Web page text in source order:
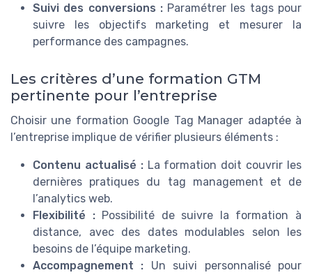
Suivi des conversions :Paramétrer les tags pour
suivre les objectifs marketing et mesurer la
performance des campagnes.
Les critères d’une formation GTM
pertinente pour l’entreprise
Choisir une formation Google Tag Manager adaptée à
l’entreprise implique de vérifier plusieurs éléments :
Contenu actualisé :La formation doit couvrir les
dernières pratiques du tag management et de
l’analytics web.
Flexibilité :Possibilité de suivre la formation à
distance, avec des dates modulables selon les
besoins de l’équipe marketing.
Accompagnement : Un suivi personnalisé pour